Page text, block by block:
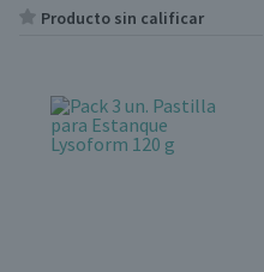
Producto sin calificar